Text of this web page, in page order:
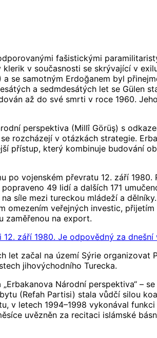
fašistickými
v současnosti se skrývající v
se samotným Erdoğanem byl
a sedmdesátých let se Gülen
až do své smrti v roce 1960.
perspektiva (Millî Görüş) s
rozcházejí v otázkách strategie.
přístup, který kombinuje budování
vojenském převratu 12. září
49 lidí a dalších 171
síle mezi tureckou mládeží a
veřejných investic,
zaměřenou na export.
září 1980. Je odpovědný za
let začal na území Sýrie
jihovýchodního Turecka.
Národní perspektiva“ –
(Refah Partisi) stala vůdčí silou
v letech 1994–1998 vykonával
uvězněn za recitaci islámské